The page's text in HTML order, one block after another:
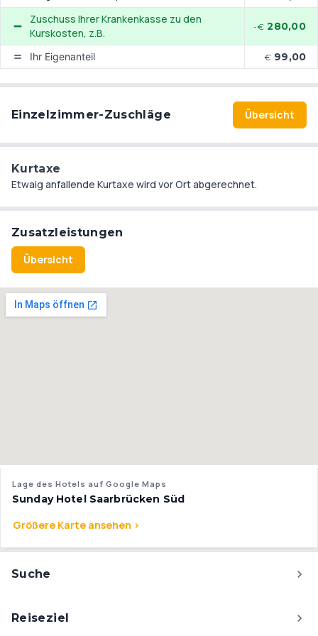
Zuschuss Ihrer Krankenkasse zu den
Kurskosten, z.B.
-€ 280,00
Ihr Eigenanteil € 99,00
Einzelzimmer-Zuschläge Übersicht
Kurtaxe
Etwaig anfallende Kurtaxe wird vor Ort abgerechnet.
Zusatzleistungen
Übersicht
Lage des Hotels auf Google Maps
Sunday Hotel Saarbrücken Süd
Größere Karte ansehen >
Suche
Reiseziel